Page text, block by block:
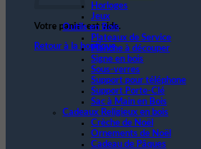
Votre panier est vide.
Retour à la boutique
Horloges
Jeux
Outils en Bois
Plateaux de Service
Planche à découper
Signe en bois
Sous-verres
Support pour téléphone
Support Porte-Clé
Sac à Main en Bois
Cadeaux Religieux en bois
Crèche de Noël
Ornements de Noël
Cadeau de Pâques